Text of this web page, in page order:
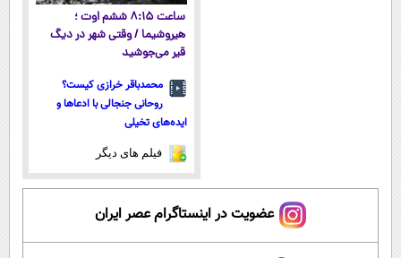
ساعت ۸:۱۵ ششم اوت ؛
هیروشیما / وقتی شهر در دیگ
قیر می‌جوشید
محمدباقر خرازی کیست؟
روحانی جنجالی با ادعاها و
ایده‌های تخیلی
فیلم های دیگر
عضویت در اینستاگرام عصر ایران